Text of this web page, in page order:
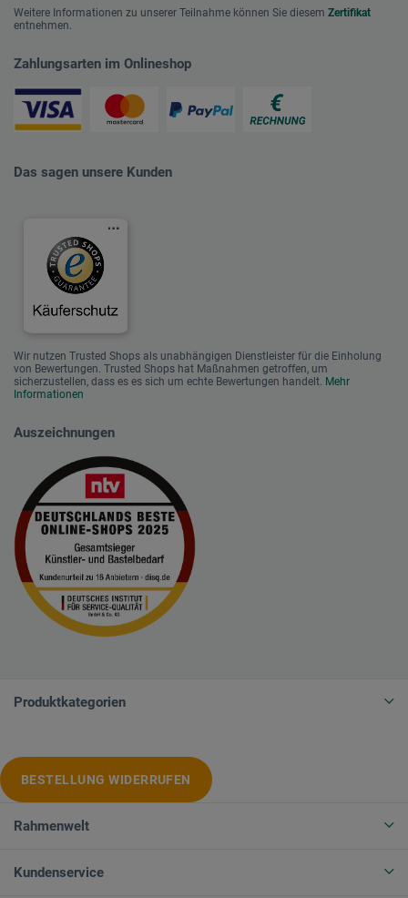
Weitere Informationen zu unserer Teilnahme können Sie diesem Zertifikat
entnehmen.
Zahlungsarten im Onlineshop
Das sagen unsere Kunden
Wir nutzen Trusted Shops als unabhängigen Dienstleister für die Einholung
von Bewertungen. Trusted Shops hat Maßnahmen getroffen, um
sicherzustellen, dass es es sich um echte Bewertungen handelt. Mehr
Informationen
Auszeichnungen
Produktkategorien
BESTELLUNG WIDERRUFEN
Rahmenwelt
Kundenservice